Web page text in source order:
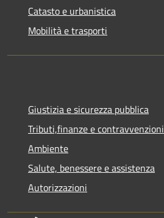
Catasto e urbanistica
Mobilità e trasporti
Giustizia e sicurezza pubblica
Tributi,finanze e contravvenzioni
Ambiente
Salute, benessere e assistenza
Autorizzazioni